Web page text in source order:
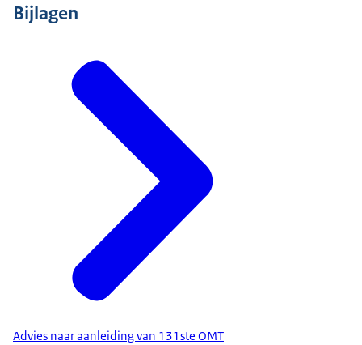
Bijlagen
Advies naar aanleiding van 131ste OMT